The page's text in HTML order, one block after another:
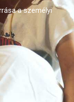
a személyi